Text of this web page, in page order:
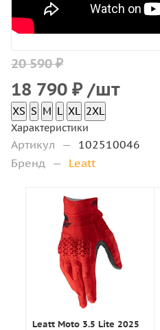
20 590 ₽
18 790 ₽ /шт
XS S M L XL 2XL
Характеристики
Артикул — 102510046
Бренд — Leatt
Leatt Moto 3.5 Lite 2025